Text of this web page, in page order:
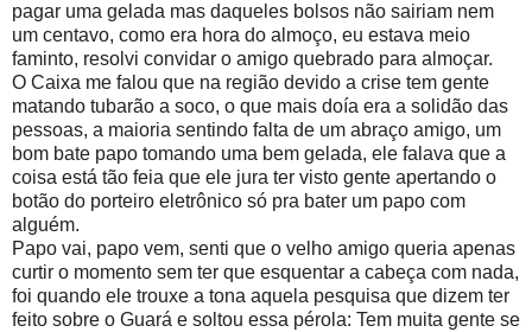
pagar uma gelada mas daqueles bolsos não sairiam nem
um centavo, como era hora do almoço, eu estava meio
faminto, resolvi convidar o amigo quebrado para almoçar.
O Caixa me falou que na região devido a crise tem gente
matando tubarão a soco, o que mais doía era a solidão das
pessoas, a maioria sentindo falta de um abraço amigo, um
bom bate papo tomando uma bem gelada, ele falava que a
coisa está tão feia que ele jura ter visto gente apertando o
botão do porteiro eletrônico só pra bater um papo com
alguém.
Papo vai, papo vem, senti que o velho amigo queria apenas
curtir o momento sem ter que esquentar a cabeça com nada,
foi quando ele trouxe a tona aquela pesquisa que dizem ter
feito sobre o Guará e soltou essa pérola: Tem muita gente se